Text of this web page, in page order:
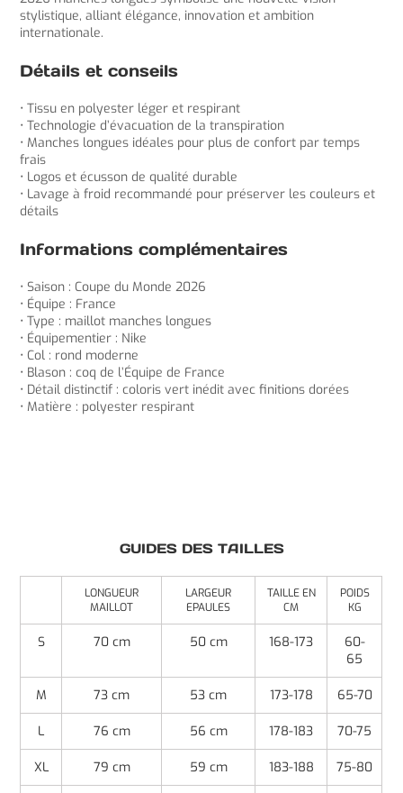
stylistique, alliant élégance, innovation et ambition
internationale.
Détails et conseils
• Tissu en polyester léger et respirant
• Technologie d’évacuation de la transpiration
• Manches longues idéales pour plus de confort par temps
frais
• Logos et écusson de qualité durable
• Lavage à froid recommandé pour préserver les couleurs et
détails
Informations complémentaires
• Saison : Coupe du Monde 2026
• Équipe : France
• Type : maillot manches longues
• Équipementier : Nike
• Col : rond moderne
• Blason : coq de l’Équipe de France
• Détail distinctif : coloris vert inédit avec finitions dorées
• Matière : polyester respirant
GUIDES DES TAILLES
LONGUEUR
MAILLOT
LARGEUR
EPAULES
TAILLE EN
CM
POIDS
KG
S 70 cm 50 cm 168-173
60-
65
M 73 cm 53 cm 173-178 65-70
L 76 cm 56 cm 178-183 70-75
XL 79 cm 59 cm 183-188 75-80